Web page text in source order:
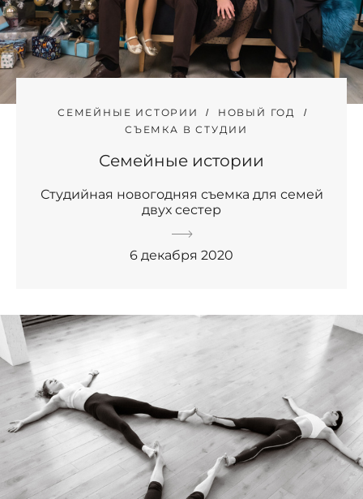
СЕМЕЙНЫЕ ИСТОРИИ
НОВЫЙ ГОД
СЪЕМКА В СТУДИИ
Семейные истории
Студийная новогодняя съемка для семей
двух сестер
6 декабря 2020